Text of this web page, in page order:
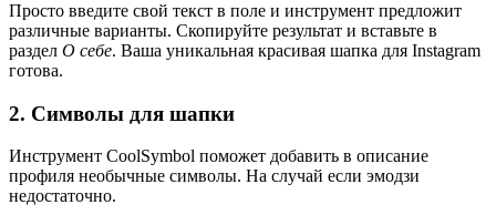
Просто введите свой текст в поле и инструмент предложит
различные варианты. Скопируйте результат и вставьте в
раздел О себе. Ваша уникальная красивая шапка для Instagram
готова.
2. Символы для шапки
Инструмент CoolSymbol поможет добавить в описание
профиля необычные символы. На случай если эмодзи
недостаточно.